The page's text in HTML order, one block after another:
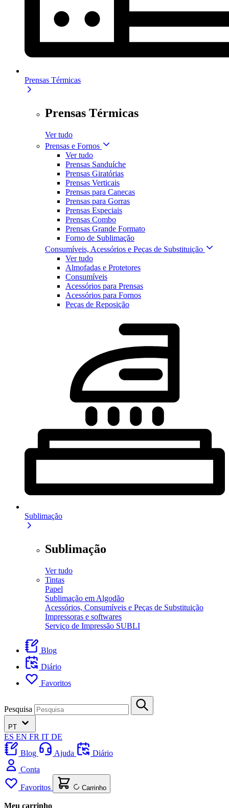
Prensas Térmicas
Prensas Térmicas
Ver tudo
Prensas e Fornos
Ver tudo
Prensas Sanduíche
Prensas Giratórias
Prensas Verticais
Prensas para Canecas
Prensas para Gorras
Prensas Especiais
Prensas Combo
Prensas Grande Formato
Forno de Sublimação
Consumíveis, Acessórios e Peças de Substituição
Ver tudo
Almofadas e Protetores
Consumíveis
Acessórios para Prensas
Acessórios para Fornos
Peças de Reposição
Sublimação
Sublimação
Ver tudo
Tintas
Papel
Sublimação em Algodão
Acessórios, Consumíveis e Peças de Substituição
Impressoras e softwares
Serviço de Impressão SUBLI
Blog
Diário
Favoritos
Pesquisa
PT
ES EN FR IT DE
Blog
Ajuda
Diário
Conta
Favoritos Carrinho
Meu carrinho